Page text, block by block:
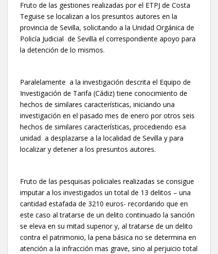
Fruto de las gestiones realizadas por el ETPJ de Costa
Teguise se localizan a los presuntos autores en la
provincia de Sevilla, solicitando a la Unidad Orgánica de
Policía Judicial de Sevilla el correspondiente apoyo para
la detención de lo mismos.
Paralelamente a la investigación descrita el Equipo de
Investigación de Tarifa (Cádiz) tiene conocimiento de
hechos de similares características, iniciando una
investigación en el pasado mes de enero por otros seis
hechos de similares características, procediendo esa
unidad a desplazarse a la localidad de Sevilla y para
localizar y detener a los presuntos autores.
Fruto de las pesquisas policiales realizadas se consigue
imputar a los investigados un total de 13 delitos – una
cantidad estafada de 3210 euros- recordando que en
este caso al tratarse de un delito continuado la sanción
se eleva en su mitad superior y, al tratarse de un delito
contra el patrimonio, la pena básica no se determina en
atención a la infracción mas grave, sino al perjuicio total